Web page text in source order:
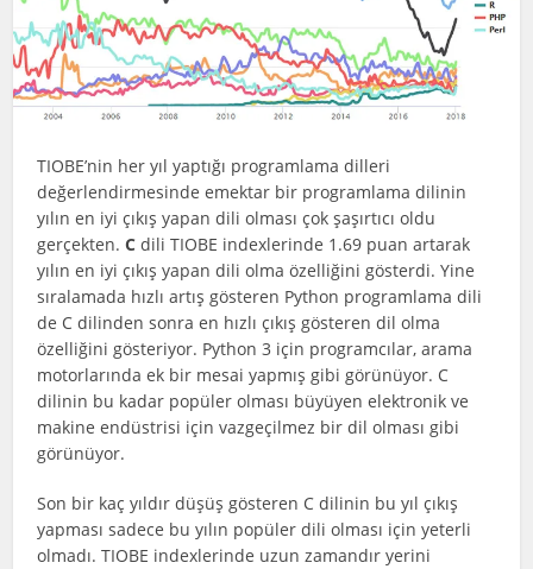
TIOBE’nin her yıl yaptığı programlama dilleri
değerlendirmesinde emektar bir programlama dilinin
yılın en iyi çıkış yapan dili olması çok şaşırtıcı oldu
gerçekten.C dili TIOBE indexlerinde 1.69 puan artarak
yılın en iyi çıkış yapan dili olma özelliğini gösterdi. Yine
sıralamada hızlı artış gösteren Python programlama dili
de C dilinden sonra en hızlı çıkış gösteren dil olma
özelliğini gösteriyor. Python 3 için programcılar, arama
motorlarında ek bir mesai yapmış gibi görünüyor. C
dilinin bu kadar popüler olması büyüyen elektronik ve
makine endüstrisi için vazgeçilmez bir dil olması gibi
görünüyor.
Son bir kaç yıldır düşüş gösteren C dilinin bu yıl çıkış
yapması sadece bu yılın popüler dili olması için yeterli
olmadı. TIOBE indexlerinde uzun zamandır yerini